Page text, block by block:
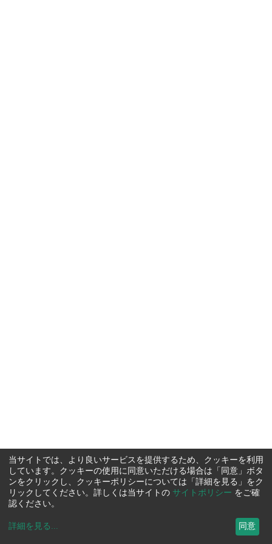
当サイトでは、より良いサービスを提供するため、クッキーを利用
しています。クッキーの使用に同意いただける場合は「同意」ボタ
ンをクリックし、クッキーポリシーについては「詳細を見る」をク
リックしてください。詳しくは当サイトの サイトポリシー をご確
認ください。
詳細を見る ... 同意